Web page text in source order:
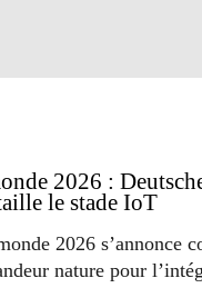
2026 :
le stade IoT
2026 s’annonce
nature pour